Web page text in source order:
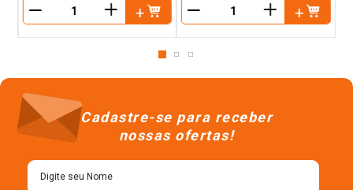
＋ ＋
Cadastre-se para receber
nossas ofertas!